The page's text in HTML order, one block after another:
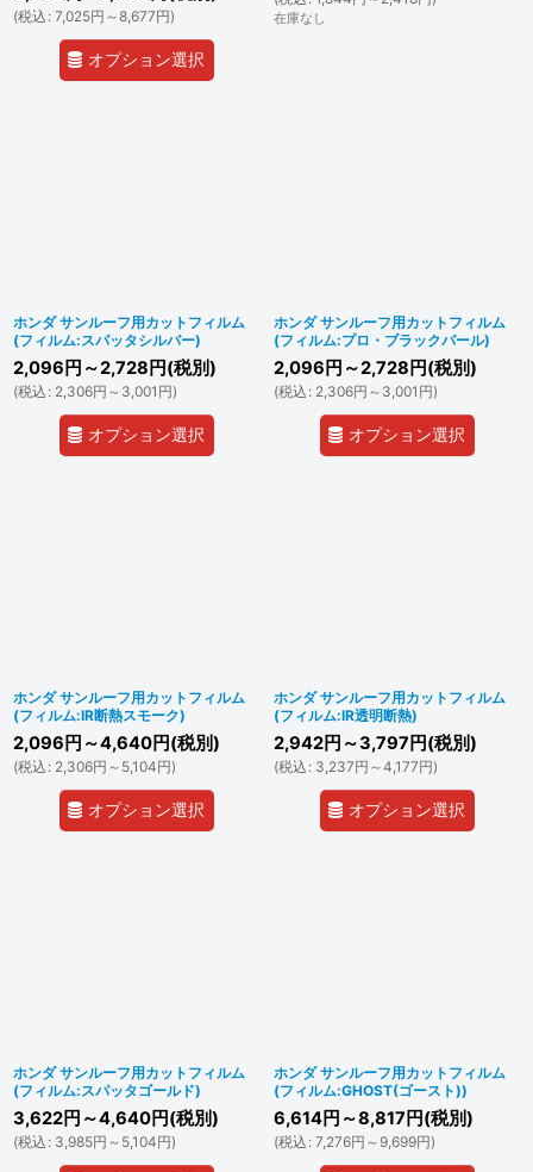
(税込 : 7,025円 ～8,677円)
オプション選択
在庫なし
ホンダ サンルーフ用カットフィルム
(フィルム:スパッタシルバー)
2,096 円 ～2,728 円(税別)
(税込 : 2,306円 ～3,001 円)
オプション選択
ホンダ サンルーフ用カットフィルム
(フィルム:プロ・ブラックパール)
2,096 円 ～2,728 円(税別)
(税込 : 2,306円 ～3,001 円)
オプション選択
ホンダ サンルーフ用カットフィルム
(フィルム:IR断熱スモーク)
2,096 円 ～4,640円(税別)
(税込 : 2,306円 ～5,104円)
オプション選択
ホンダ サンルーフ用カットフィルム
(フィルム:IR透明断熱)
2,942円 ～3,797 円(税別)
(税込 : 3,237円 ～4,177円)
オプション選択
ホンダ サンルーフ用カットフィルム
(フィルム:スパッタゴールド)
3,622円 ～4,640円(税別)
(税込 : 3,985円 ～5,104円)
ホンダ サンルーフ用カットフィルム
(フィルム:GHOST(ゴースト))
6,614円 ～8,817 円(税別)
(税込 : 7,276円 ～9,699円)